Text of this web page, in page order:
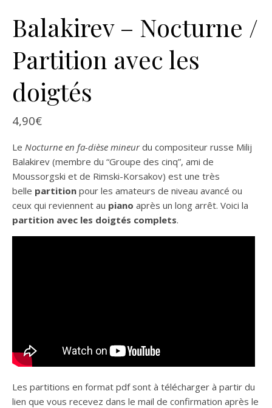
Balakirev – Nocturne /
Partition avec les
doigtés
4,90€
Le Nocturne en fa-dièse mineurdu compositeur russe Milij
Balakirev (membre du “Groupe des cinq”, ami de
Moussorgski et de Rimski-Korsakov) est une très
belle partition pour les amateurs de niveau avancé ou
ceux qui reviennent au piano après un long arrêt. Voici la
partition avec les doigtés complets.
Les partitions en format pdf sont à télécharger à partir du
lien que vous recevez dans le mail de confirmation après le